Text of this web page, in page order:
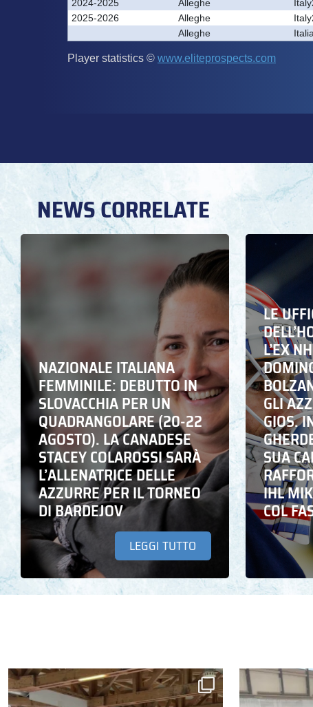
NEWS CORRELATE
NAZIONALE ITALIANA
FEMMINILE: DEBUTTO IN
SLOVACCHIA PER UN
QUADRANGOLARE (20-22
AGOSTO). LA CANADESE
STACEY COLAROSSI SARÀ
L’ALLENATRICE DELLE
AZZURRE PER IL TORNEO
DI BARDEJOV
LEGGI TUTTO
LE
L’EX
GLI
GIOS.
SUA
IHL
COL